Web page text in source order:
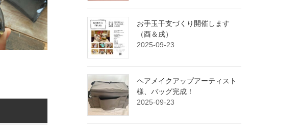
お手玉干支づくり開催します
（酉＆戌）
2025-09-23
ヘアメイクアップアーティスト
様、バッグ完成！
2025-09-23